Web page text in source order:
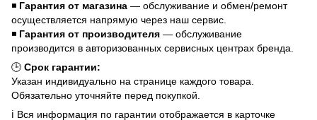
◾ Гарантия от магазина — обслуживание и обмен/ремонт
осуществляется напрямую через наш сервис.
◾ Гарантия от производителя — обслуживание
производится в авторизованных сервисных центрах бренда.
🕒 Срок гарантии:
Указан индивидуально на странице каждого товара.
Обязательно уточняйте перед покупкой.
ℹ️ Вся информация по гарантии отображается в карточке